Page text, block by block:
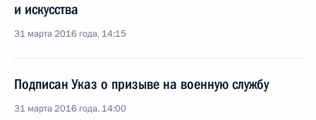
и искусства
31 марта 2016 года, 14:15
Подписан Указ о призыве на военную службу
31 марта 2016 года, 14:00